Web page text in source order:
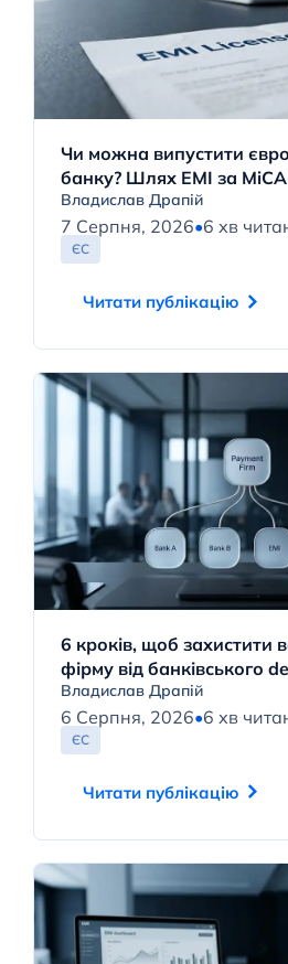
Чи можна випустити
банку? Шлях EMI за MiCA
Владислав Драпій
7 Серпня, 2026•6 хв
ЄС
Читати публікацію
6 кроків, щоб захистити
фірму від банківського
Владислав Драпій
6 Серпня, 2026•6 хв
ЄС
Читати публікацію